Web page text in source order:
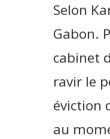
Selon
Gabon.
cabinet
ravir le
éviction
au